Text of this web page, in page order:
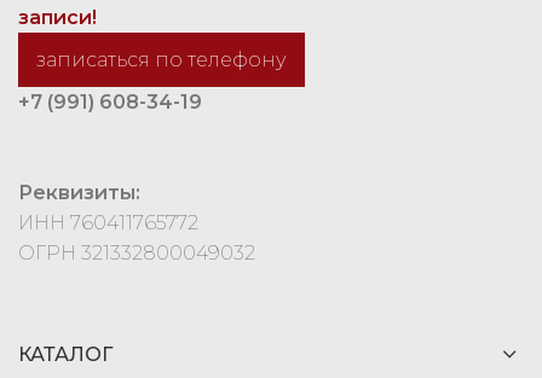
записи!
записаться по телефону
+7 (991) 608-34-19
Реквизиты:
ИНН 760411765772
ОГРН 321332800049032
КАТАЛОГ